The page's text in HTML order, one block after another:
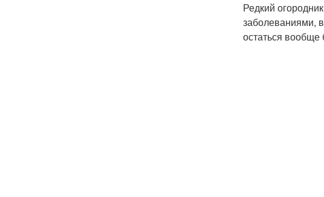
Редкий
заболеваниями,
остаться вообще